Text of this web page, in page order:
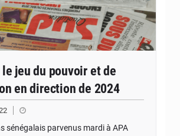
jeu du pouvoir et de
en direction de 2024
sénégalais parvenus mardi à APA